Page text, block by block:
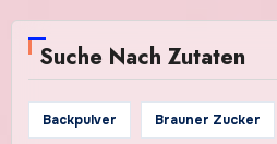
Suche Nach Zutaten
Backpulver Brauner Zucker